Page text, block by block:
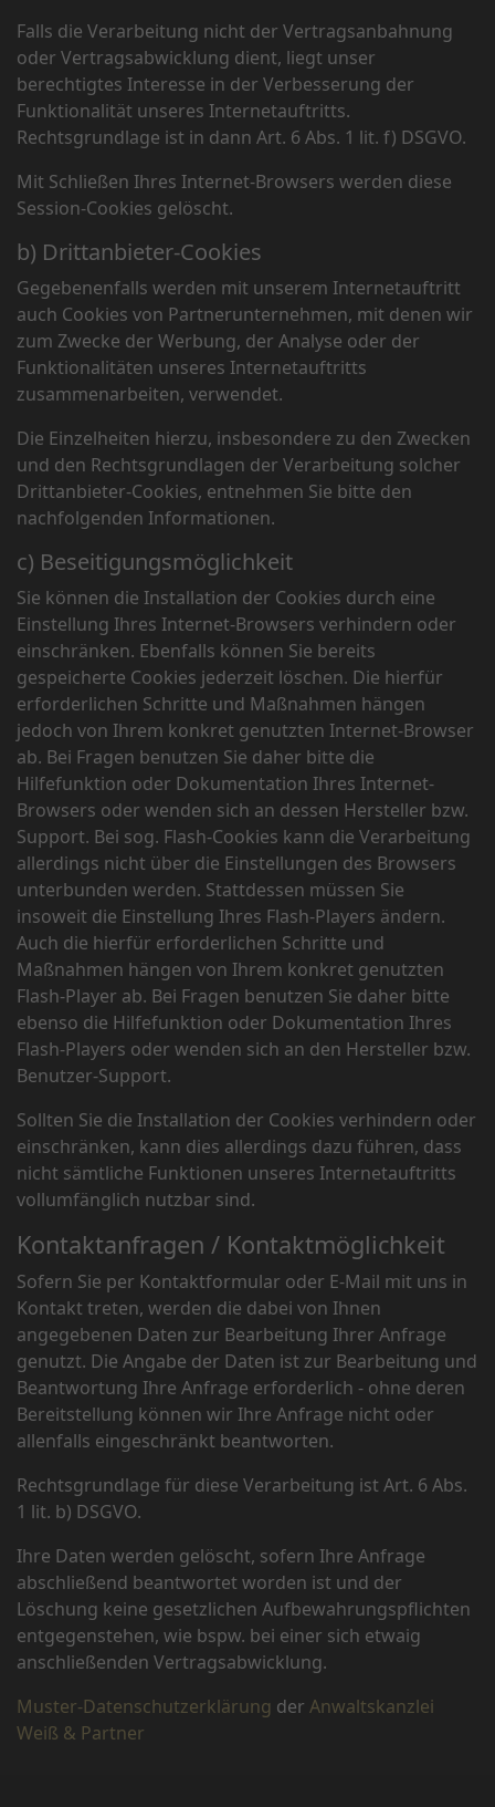
Falls die Verarbeitung nicht der Vertragsanbahnung
oder Vertragsabwicklung dient, liegt unser
berechtigtes Interesse in der Verbesserung der
Funktionalität unseres Internetauftritts.
Rechtsgrundlage ist in dann Art. 6 Abs. 1 lit. f) DSGVO.
Mit Schließen Ihres Internet-Browsers werden diese
Session-Cookies gelöscht.
b) Drittanbieter-Cookies
Gegebenenfalls werden mit unserem Internetauftritt
auch Cookies von Partnerunternehmen, mit denen wir
zum Zwecke der Werbung, der Analyse oder der
Funktionalitäten unseres Internetauftritts
zusammenarbeiten, verwendet.
Die Einzelheiten hierzu, insbesondere zu den Zwecken
und den Rechtsgrundlagen der Verarbeitung solcher
Drittanbieter-Cookies, entnehmen Sie bitte den
nachfolgenden Informationen.
c) Beseitigungsmöglichkeit
Sie können die Installation der Cookies durch eine
Einstellung Ihres Internet-Browsers verhindern oder
einschränken. Ebenfalls können Sie bereits
gespeicherte Cookies jederzeit löschen. Die hierfür
erforderlichen Schritte und Maßnahmen hängen
jedoch von Ihrem konkret genutzten Internet-Browser
ab. Bei Fragen benutzen Sie daher bitte die
Hilfefunktion oder Dokumentation Ihres Internet-
Browsers oder wenden sich an dessen Hersteller bzw.
Support. Bei sog. Flash-Cookies kann die Verarbeitung
allerdings nicht über die Einstellungen des Browsers
unterbunden werden. Stattdessen müssen Sie
insoweit die Einstellung Ihres Flash-Players ändern.
Auch die hierfür erforderlichen Schritte und
Maßnahmen hängen von Ihrem konkret genutzten
Flash-Player ab. Bei Fragen benutzen Sie daher bitte
ebenso die Hilfefunktion oder Dokumentation Ihres
Flash-Players oder wenden sich an den Hersteller bzw.
Benutzer-Support.
Sollten Sie die Installation der Cookies verhindern oder
einschränken, kann dies allerdings dazu führen, dass
nicht sämtliche Funktionen unseres Internetauftritts
vollumfänglich nutzbar sind.
Kontaktanfragen / Kontaktmöglichkeit
Sofern Sie per Kontaktformular oder E-Mail mit uns in
Kontakt treten, werden die dabei von Ihnen
angegebenen Daten zur Bearbeitung Ihrer Anfrage
genutzt. Die Angabe der Daten ist zur Bearbeitung und
Beantwortung Ihre Anfrage erforderlich - ohne deren
Bereitstellung können wir Ihre Anfrage nicht oder
allenfalls eingeschränkt beantworten.
Rechtsgrundlage für diese Verarbeitung ist Art. 6 Abs.
1 lit. b) DSGVO.
Ihre Daten werden gelöscht, sofern Ihre Anfrage
abschließend beantwortet worden ist und der
Löschung keine gesetzlichen Aufbewahrungspflichten
entgegenstehen, wie bspw. bei einer sich etwaig
anschließenden Vertragsabwicklung.
Muster-Datenschutzerklärung der Anwaltskanzlei
Weiß & Partner